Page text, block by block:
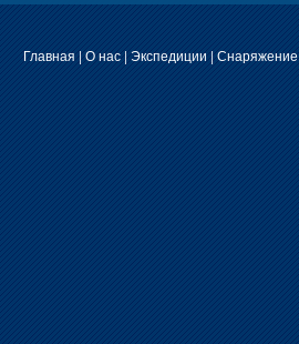
Главная | О нас| Экспедиции | Снаряжение